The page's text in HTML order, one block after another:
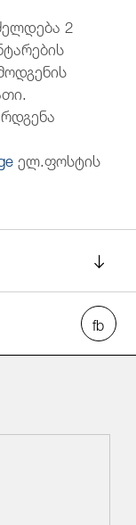
2
ელ.ფოსტის
შესახებ